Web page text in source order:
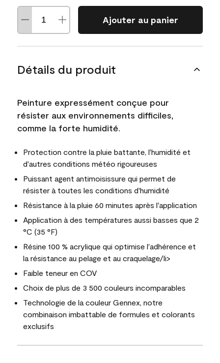
Ajouter au panier
Détails du produit
Peinture expressément conçue pour
résister aux environnements difficiles,
comme la forte humidité.
Protection contre la pluie battante, l'humidité et
d'autres conditions météo rigoureuses
Puissant agent antimoisissure qui permet de
résister à toutes les conditions d'humidité
Résistance à la pluie 60 minutes après l'application
Application à des températures aussi basses que 2
°C (35 °F)
Résine 100 % acrylique qui optimise l'adhérence et
la résistance au pelage et au craquelage/li>
Faible teneur en COV
Choix de plus de 3 500 couleurs incomparables
Technologie de la couleur Gennex, notre
combinaison imbattable de formules et colorants
exclusifs